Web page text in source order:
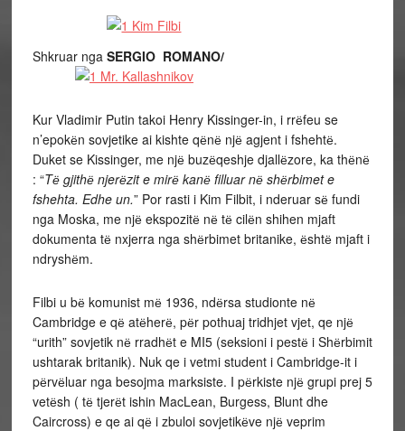
Shkruar nga SERGIO ROMANO/
Kur Vladimir Putin takoi Henry Kissinger-in, i rrёfeu se
n’epokёn sovjetike ai kishte qёnё njё agjent i fshehtё.
Duket se Kissinger, me njё buzёqeshje djallёzore, ka thёnё
: “Tё gjithё njerёzit e mirё kanё filluar nё shёrbimet e
fshehta. Edhe un.” Por rasti i Kim Filbit, i nderuar sё fundi
nga Moska, me njё ekspozitё nё tё cilёn shihen mjaft
dokumenta tё nxjerra nga shёrbimet britanike, ёshtё mjaft i
ndryshёm.
Filbi u bё komunist mё 1936, ndёrsa studionte nё
Cambridge e qё atёherё, pёr pothuaj tridhjet vjet, qe njё
“urith” sovjetik nё rradhёt e MI5 (seksioni i pestё i Shёrbimit
ushtarak britanik). Nuk qe i vetmi student i Cambridge-it i
pёrvёluar nga besojma marksiste. I pёrkiste njё grupi prej 5
vetёsh ( tё tjerёt ishin MacLean, Burgess, Blunt dhe
Caircross) e qe ai qё i zbuloi sovjetikёve njё veprim